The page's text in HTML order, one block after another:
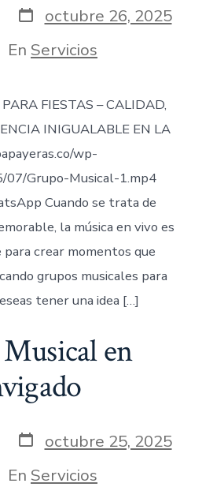
Fecha
de
publicación
octubre 26, 2025
En Servicios
FIESTAS – CALIDAD,
INIGUALABLE EN LA
wp-
Grupo-Musical-1.mp4
Cuando se trata de
la música en vivo es
para crear momentos que
grupos musicales para
tener una idea […]
en
Fecha
de
publicación
octubre 25, 2025
En Servicios